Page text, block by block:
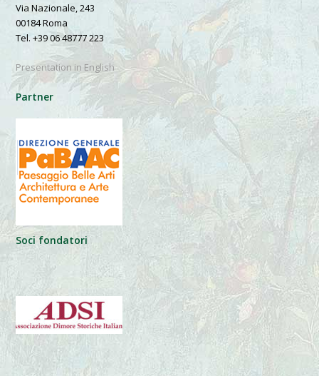
Via Nazionale, 243
00184 Roma
Tel. +39 06 48777 223
Presentation in English
Partner
Soci fondatori